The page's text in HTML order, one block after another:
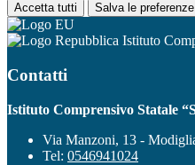
Accetta tutti Salva le preferenze
Istituto
Contatti
Istituto Comprensivo Statale
Via Manzoni, 13 -
Tel: 0546941024